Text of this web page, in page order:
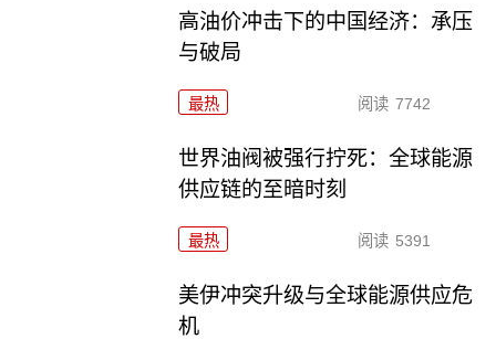
高油价冲击下的中国经济：承压
与破局
最热 阅读 7742
世界油阀被强行拧死：全球能源
供应链的至暗时刻
最热 阅读 5391
美伊冲突升级与全球能源供应危
机